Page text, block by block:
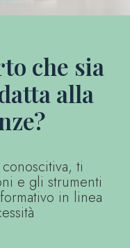
che sia
alla
ti
e gli strumenti
in linea